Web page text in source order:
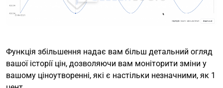
Функція збільшення надає вам більш детальний огляд
вашої історії цін, дозволяючи вам моніторити зміни у
вашому ціноутворенні, які є настільки незначними, як 1